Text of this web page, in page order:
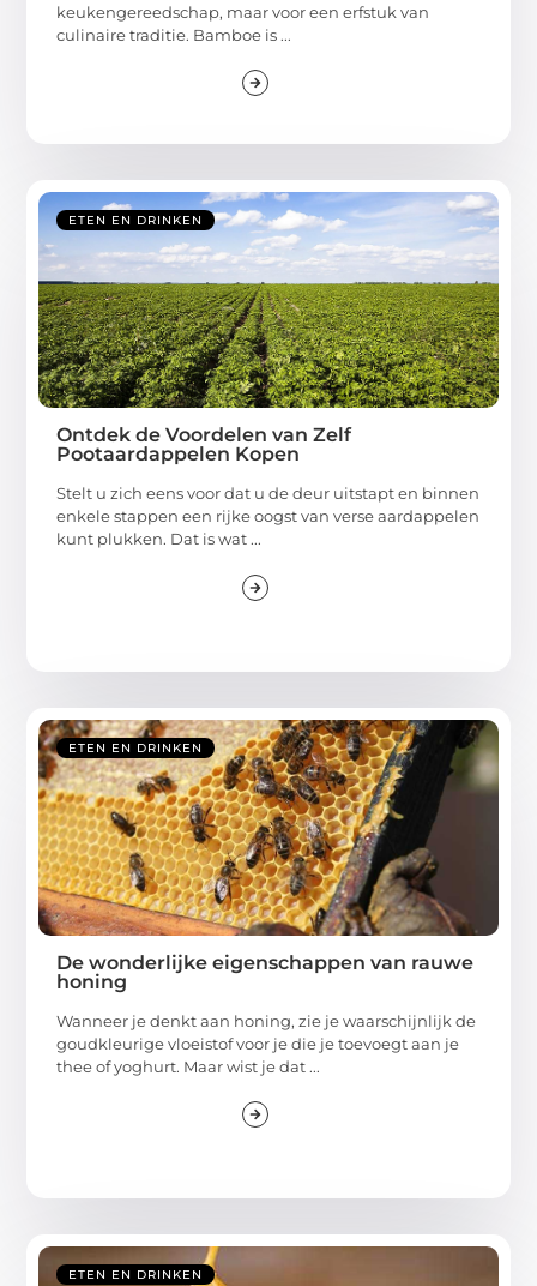
keukengereedschap, maar voor een erfstuk van
culinaire traditie. Bamboe is ...
ETEN EN DRINKEN
Ontdek de Voordelen van Zelf
Pootaardappelen Kopen
Stelt u zich eens voor dat u de deur uitstapt en binnen
enkele stappen een rijke oogst van verse aardappelen
kunt plukken. Dat is wat ...
ETEN EN DRINKEN
De wonderlijke eigenschappen van rauwe
honing
Wanneer je denkt aan honing, zie je waarschijnlijk de
goudkleurige vloeistof voor je die je toevoegt aan je
thee of yoghurt. Maar wist je dat ...
ETEN EN DRINKEN